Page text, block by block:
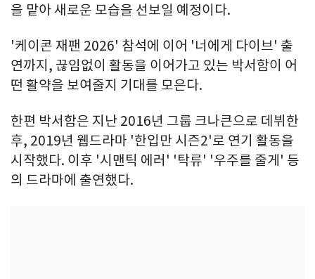
을 맡아 새로운 모습을 선보일 예정이다.
'케이콘 재팬 2026' 참석에 이어 '너에게 다이브' 출
연까지, 끊임없이 활동을 이어가고 있는 박서함이 어
떤 활약을 보여줄지 기대를 모은다.
한편 박서함은 지난 2016년 그룹 크나큰으로 데뷔한
후, 2019년 웹드라마 '한입만 시즌2'로 연기 활동을
시작했다. 이후 '시맨틱 에러' '탁류' '우주를 줄게' 등
의 드라마에 출연했다.